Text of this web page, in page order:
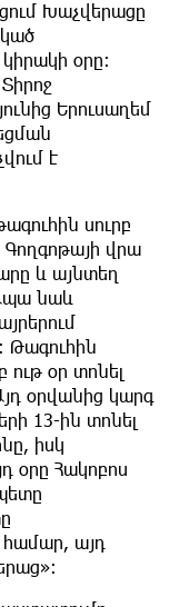
Խաչվերացը
օրը:
Երուսաղեմ
է
սուրբ
վրա
և այնտեղ
նաև
Թագուհին
ութ օր տոնել
օրվանից կարգ
13-ին տոնել
իսկ
օրը Հակոբոս
այդ